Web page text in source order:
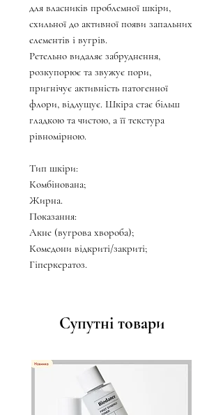
для власників проблемної шкіри,
схильної до активної появи запальних
елементів і вугрів.
Ретельно видаляє забруднення,
розкупорює та звужує пори,
пригнічує активність патогенної
флори, відлущує. Шкіра стає більш
гладкою та чистою, а її текстура
рівномірною.
Тип шкіри:
Комбінована;
Жирна.
Показання:
Акне (вугрова хвороба);
Комедони відкриті/закриті;
Гіперкератоз.
Супутні товари